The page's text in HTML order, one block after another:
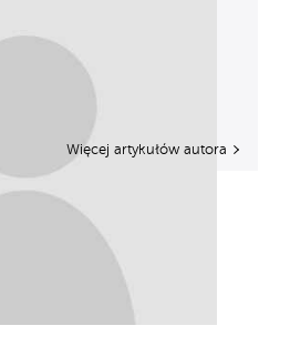
Więcej artykułów autora